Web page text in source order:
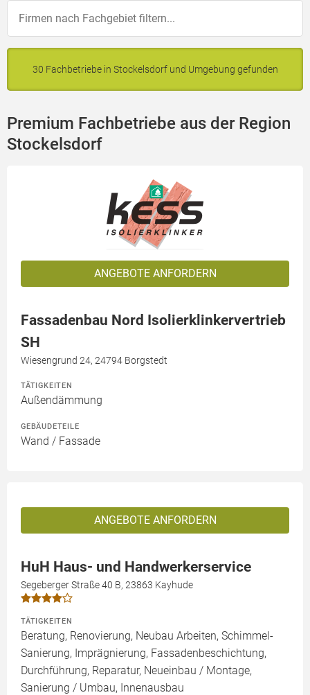
30 Fachbetriebe in Stockelsdorf und Umgebung gefunden
Premium Fachbetriebe aus der Region
Stockelsdorf
ANGEBOTE ANFORDERN
Fassadenbau Nord Isolierklinkervertrieb
SH
Wiesengrund 24, 24794 Borgstedt
TÄTIGKEITEN
Außendämmung
GEBÄUDETEILE
Wand / Fassade
ANGEBOTE ANFORDERN
HuH Haus- und Handwerkerservice
Segeberger Straße 40 B, 23863 Kayhude
TÄTIGKEITEN
Beratung, Renovierung, Neubau Arbeiten, Schimmel-
Sanierung, Imprägnierung, Fassadenbeschichtung,
Durchführung, Reparatur, Neueinbau / Montage,
Sanierung / Umbau, Innenausbau